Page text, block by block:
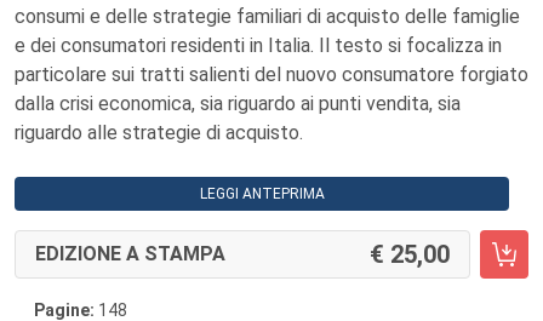
consumi e delle strategie familiari di acquisto delle famiglie
e dei consumatori residenti in Italia. Il testo si focalizza in
particolare sui tratti salienti del nuovo consumatore forgiato
dalla crisi economica, sia riguardo ai punti vendita, sia
riguardo alle strategie di acquisto.
LEGGI ANTEPRIMA
EDIZIONE A STAMPA 25,00
Pagine: 148